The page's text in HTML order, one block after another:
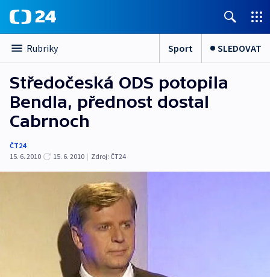
Rubriky Sport SLEDOVAT
Středočeská ODS potopila
Bendla, přednost dostal
Cabrnoch
ČT24
15. 6. 2010
15. 6. 2010 | Zdroj: ČT24